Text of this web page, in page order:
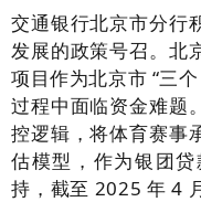
交通银行北京市分行
发展的政策号召。北
项目作为北京市 “三
过程中面临资金难题
控逻辑，将体育赛事
估模型，作为银团
持，截至 2025 年 4